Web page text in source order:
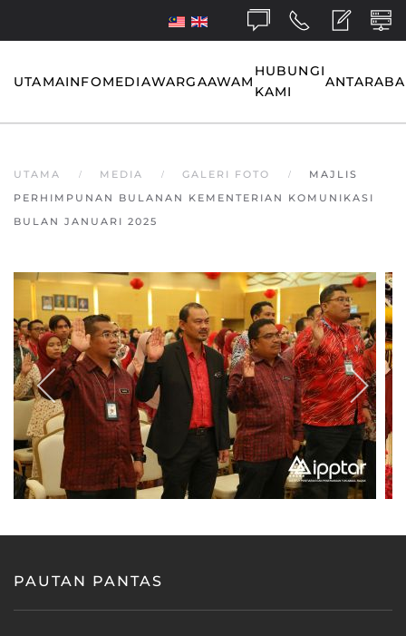
Skip to main content
UTAMAINFOMEDIAWARGAAWAM
HUBUNGI
KAMI
UTAMA MEDIA GALERI FOTO
MAJLIS
PERHIMPUNAN BULANAN KEMENTERIAN KOMUNIKASI
BULAN JANUARI 2025
PAUTAN PANTAS